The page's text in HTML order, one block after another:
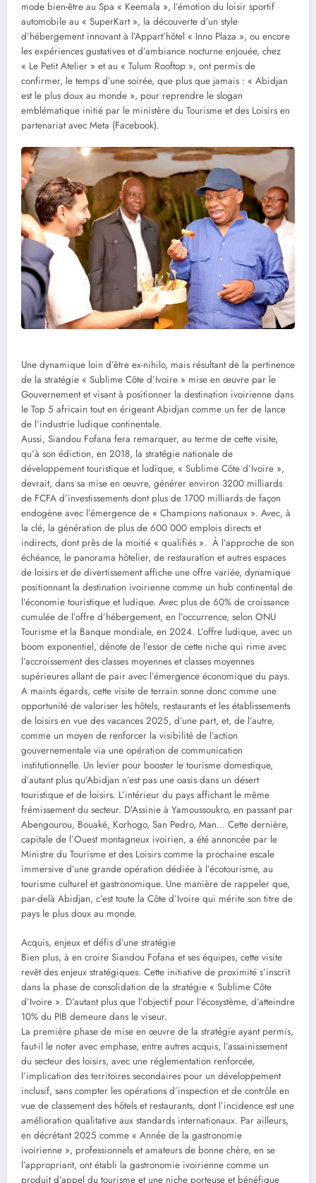
mode bien-être au Spa « Keemala », l’émotion du loisir sportif
automobile au « SuperKart », la découverte d’un style
d’hébergement innovant à l’Appart’hôtel « Inno Plaza », ou encore
les expériences gustatives et d’ambiance nocturne enjouée, chez
« Le Petit Atelier » et au « Tulum Rooftop », ont permis de
confirmer, le temps d’une soirée, que plus que jamais : « Abidjan
est le plus doux au monde », pour reprendre le slogan
emblématique initié par le ministère du Tourisme et des Loisirs en
partenariat avec Meta (Facebook).
Une dynamique loin d’être ex-nihilo, mais résultant de la pertinence
de la stratégie « Sublime Côte d’Ivoire » mise en œuvre par le
Gouvernement et visant à positionner la destination ivoirienne dans
le Top 5 africain tout en érigeant Abidjan comme un fer de lance
de l’industrie ludique continentale.
Aussi, Siandou Fofana fera remarquer, au terme de cette visite,
qu’à son édiction, en 2018, la stratégie nationale de
développement touristique et ludique, « Sublime Côte d’Ivoire »,
devrait, dans sa mise en œuvre, générer environ 3200 milliards
de FCFA d’investissements dont plus de 1700 milliards de façon
endogène avec l’émergence de « Champions nationaux ». Avec, à
la clé, la génération de plus de 600 000 emplois directs et
indirects, dont près de la moitié « qualifiés ». À l’approche de son
échéance, le panorama hôtelier, de restauration et autres espaces
de loisirs et de divertissement affiche une offre variée, dynamique
positionnant la destination ivoirienne comme un hub continental de
l’économie touristique et ludique. Avec plus de 60% de croissance
cumulée de l’offre d’hébergement, en l’occurrence, selon ONU
Tourisme et la Banque mondiale, en 2024. L’offre ludique, avec un
boom exponentiel, dénote de l’essor de cette niche qui rime avec
l’accroissement des classes moyennes et classes moyennes
supérieures allant de pair avec l’émergence économique du pays.
A maints égards, cette visite de terrain sonne donc comme une
opportunité de valoriser les hôtels, restaurants et les établissements
de loisirs en vue des vacances 2025, d’une part, et, de l’autre,
comme un moyen de renforcer la visibilité de l’action
gouvernementale via une opération de communication
institutionnelle. Un levier pour booster le tourisme domestique,
d’autant plus qu’Abidjan n’est pas une oasis dans un désert
touristique et de loisirs. L’intérieur du pays affichant le même
frémissement du secteur. D’Assinie à Yamoussoukro, en passant par
Abengourou, Bouaké, Korhogo, San Pedro, Man… Cette dernière,
capitale de l’Ouest montagneux ivoirien, a été annoncée par le
Ministre du Tourisme et des Loisirs comme la prochaine escale
immersive d’une grande opération dédiée à l’écotourisme, au
tourisme culturel et gastronomique. Une manière de rappeler que,
par-delà Abidjan, c’est toute la Côte d’Ivoire qui mérite son titre de
pays le plus doux au monde.
Acquis, enjeux et défis d’une stratégie
Bien plus, à en croire Siandou Fofana et ses équipes, cette visite
revêt des enjeux stratégiques. Cette initiative de proximité s’inscrit
dans la phase de consolidation de la stratégie « Sublime Côte
d’Ivoire ». D’autant plus que l’objectif pour l’écosystème, d’atteindre
10% du PIB demeure dans le viseur.
La première phase de mise en œuvre de la stratégie ayant permis,
faut-il le noter avec emphase, entre autres acquis, l’assainissement
du secteur des loisirs, avec une réglementation renforcée,
l’implication des territoires secondaires pour un développement
inclusif, sans compter les opérations d’inspection et de contrôle en
vue de classement des hôtels et restaurants, dont l’incidence est une
amélioration qualitative aux standards internationaux. Par ailleurs,
en décrétant 2025 comme « Année de la gastronomie
ivoirienne », professionnels et amateurs de bonne chère, en se
l’appropriant, ont établi la gastronomie ivoirienne comme un
produit d’appel du tourisme et une niche porteuse et bénéfique